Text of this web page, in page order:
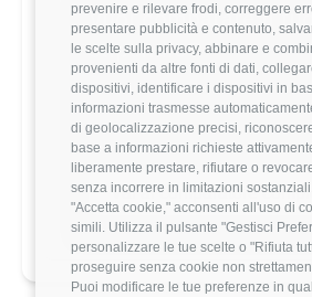
prevenire e rilevare frodi, correggere
presentare pubblicità e contenuto,
le scelte sulla privacy, abbinare e
provenienti da altre fonti di dati,
dispositivi, identificare i dispositivi in
informazioni trasmesse
di geolocalizzazione precisi,
base a informazioni richieste
liberamente prestare, rifiutare o
senza incorrere in limitazioni
"Accetta cookie," acconsenti all'uso di
simili. Utilizza il pulsante "Gestisci
personalizzare le tue scelte o "Rifiuta
proseguire senza cookie non
Puoi modificare le tue preferenze in
Vuoi comparare il
stipendio?
Scopri come il tuo stipendio
rispetto al mercato con
dettagliate per ruolo,
località.
Vai al comparatore